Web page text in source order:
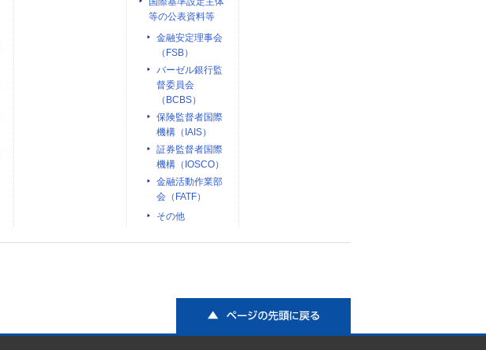
等の公表資料等
金融安定理事会
（FSB）
バーゼル銀行監
督委員会
（BCBS）
保険監督者国際
機構（IAIS）
証券監督者国際
機構（IOSCO）
金融活動作業部
会（FATF）
その他